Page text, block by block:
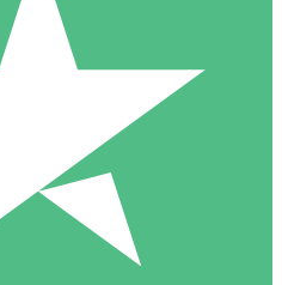
Individuais
créditos de download. Sem
1000